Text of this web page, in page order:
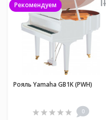
Рекомендуем
Рояль Yamaha GB1K (PWH)
0